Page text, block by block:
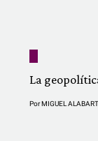
La
PorMIGUEL